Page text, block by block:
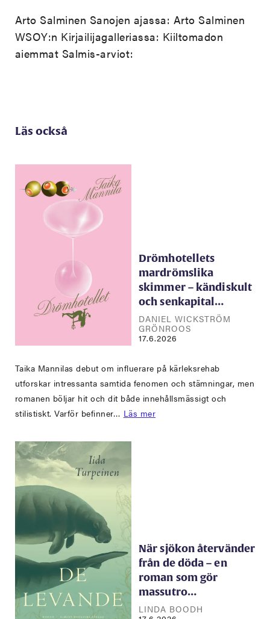
Arto Salminen Sanojen ajassa: Arto Salminen
WSOY:n Kirjailijagalleriassa: Kiiltomadon
aiemmat Salmis-arviot:
Läs också
Drömhotellets
mardrömslika
skimmer – kändiskult
och senkapital…
DANIEL WICKSTRÖM
GRÖNROOS
17.6.2026
Taika Mannilas debut om influerare på kärleksrehab
utforskar intressanta samtida fenomen och stämningar, men
romanen böljar hit och dit både innehållsmässigt och
stilistiskt. Varför befinner… Läs mer
När sjökon återvänder
från de döda – en
roman som gör
massutro…
LINDA BOODH